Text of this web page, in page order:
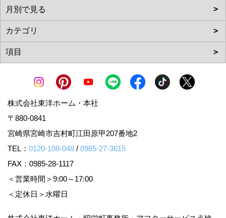
株式会社東洋ホーム・本社
〒880-0841
宮崎県宮崎市吉村町江田原甲207番地2
TEL： 0120-108-048 / 0985-27-3615
FAX：0985-28-1117
＜営業時間＞9:00～17:00
＜定休日＞水曜日